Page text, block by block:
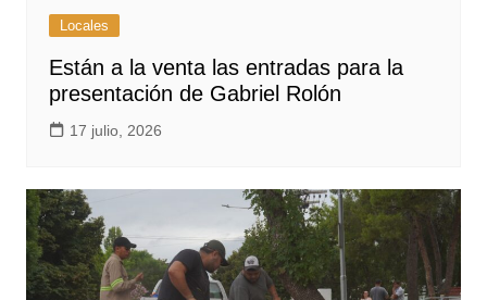
Locales
Están a la venta las entradas para la
presentación de Gabriel Rolón
17 julio, 2026